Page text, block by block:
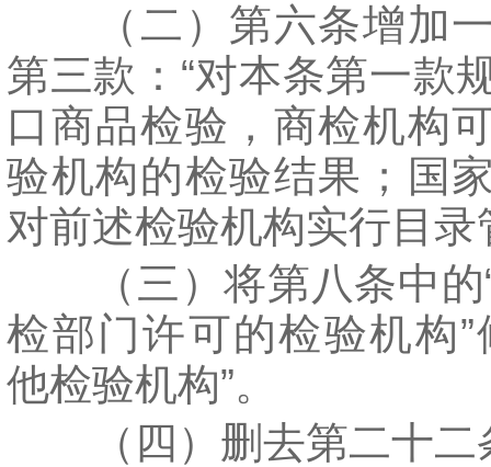
（二）第六条增加一
第三款：“对本条第一款
口商品检验，商检机构
验机构的检验结果；国
对前述检验机构实行目录
（三）将第八条中的
检部门许可的检验机构”
他检验机构”。
（四）删去第二十二